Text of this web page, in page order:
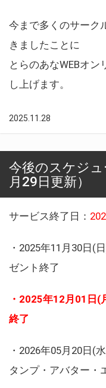
今まで多くのサーク
きましたことに
とらのあなWEBオ
し上げます。
2025.11.28
今後のスケジ
月29日更新）
サービス終了日：
・2025年11月30日
ゼント終了
・2025年12月01日
終了
・2026年05月20日(
タンプ・アバター・